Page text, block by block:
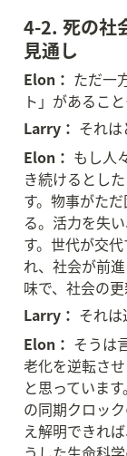
4-2. 死の社
見通し
Elon： ただ一
ト」があるこ
Larry： それは
Elon： もし人
き続けるとし
す。物事がた
る。活力を失
す。世代が交
れ、社会が前
味で、社会の
Larry： それは
Elon： そうは
老化を逆転さ
と思っていま
の同期クロッ
え解明できれ